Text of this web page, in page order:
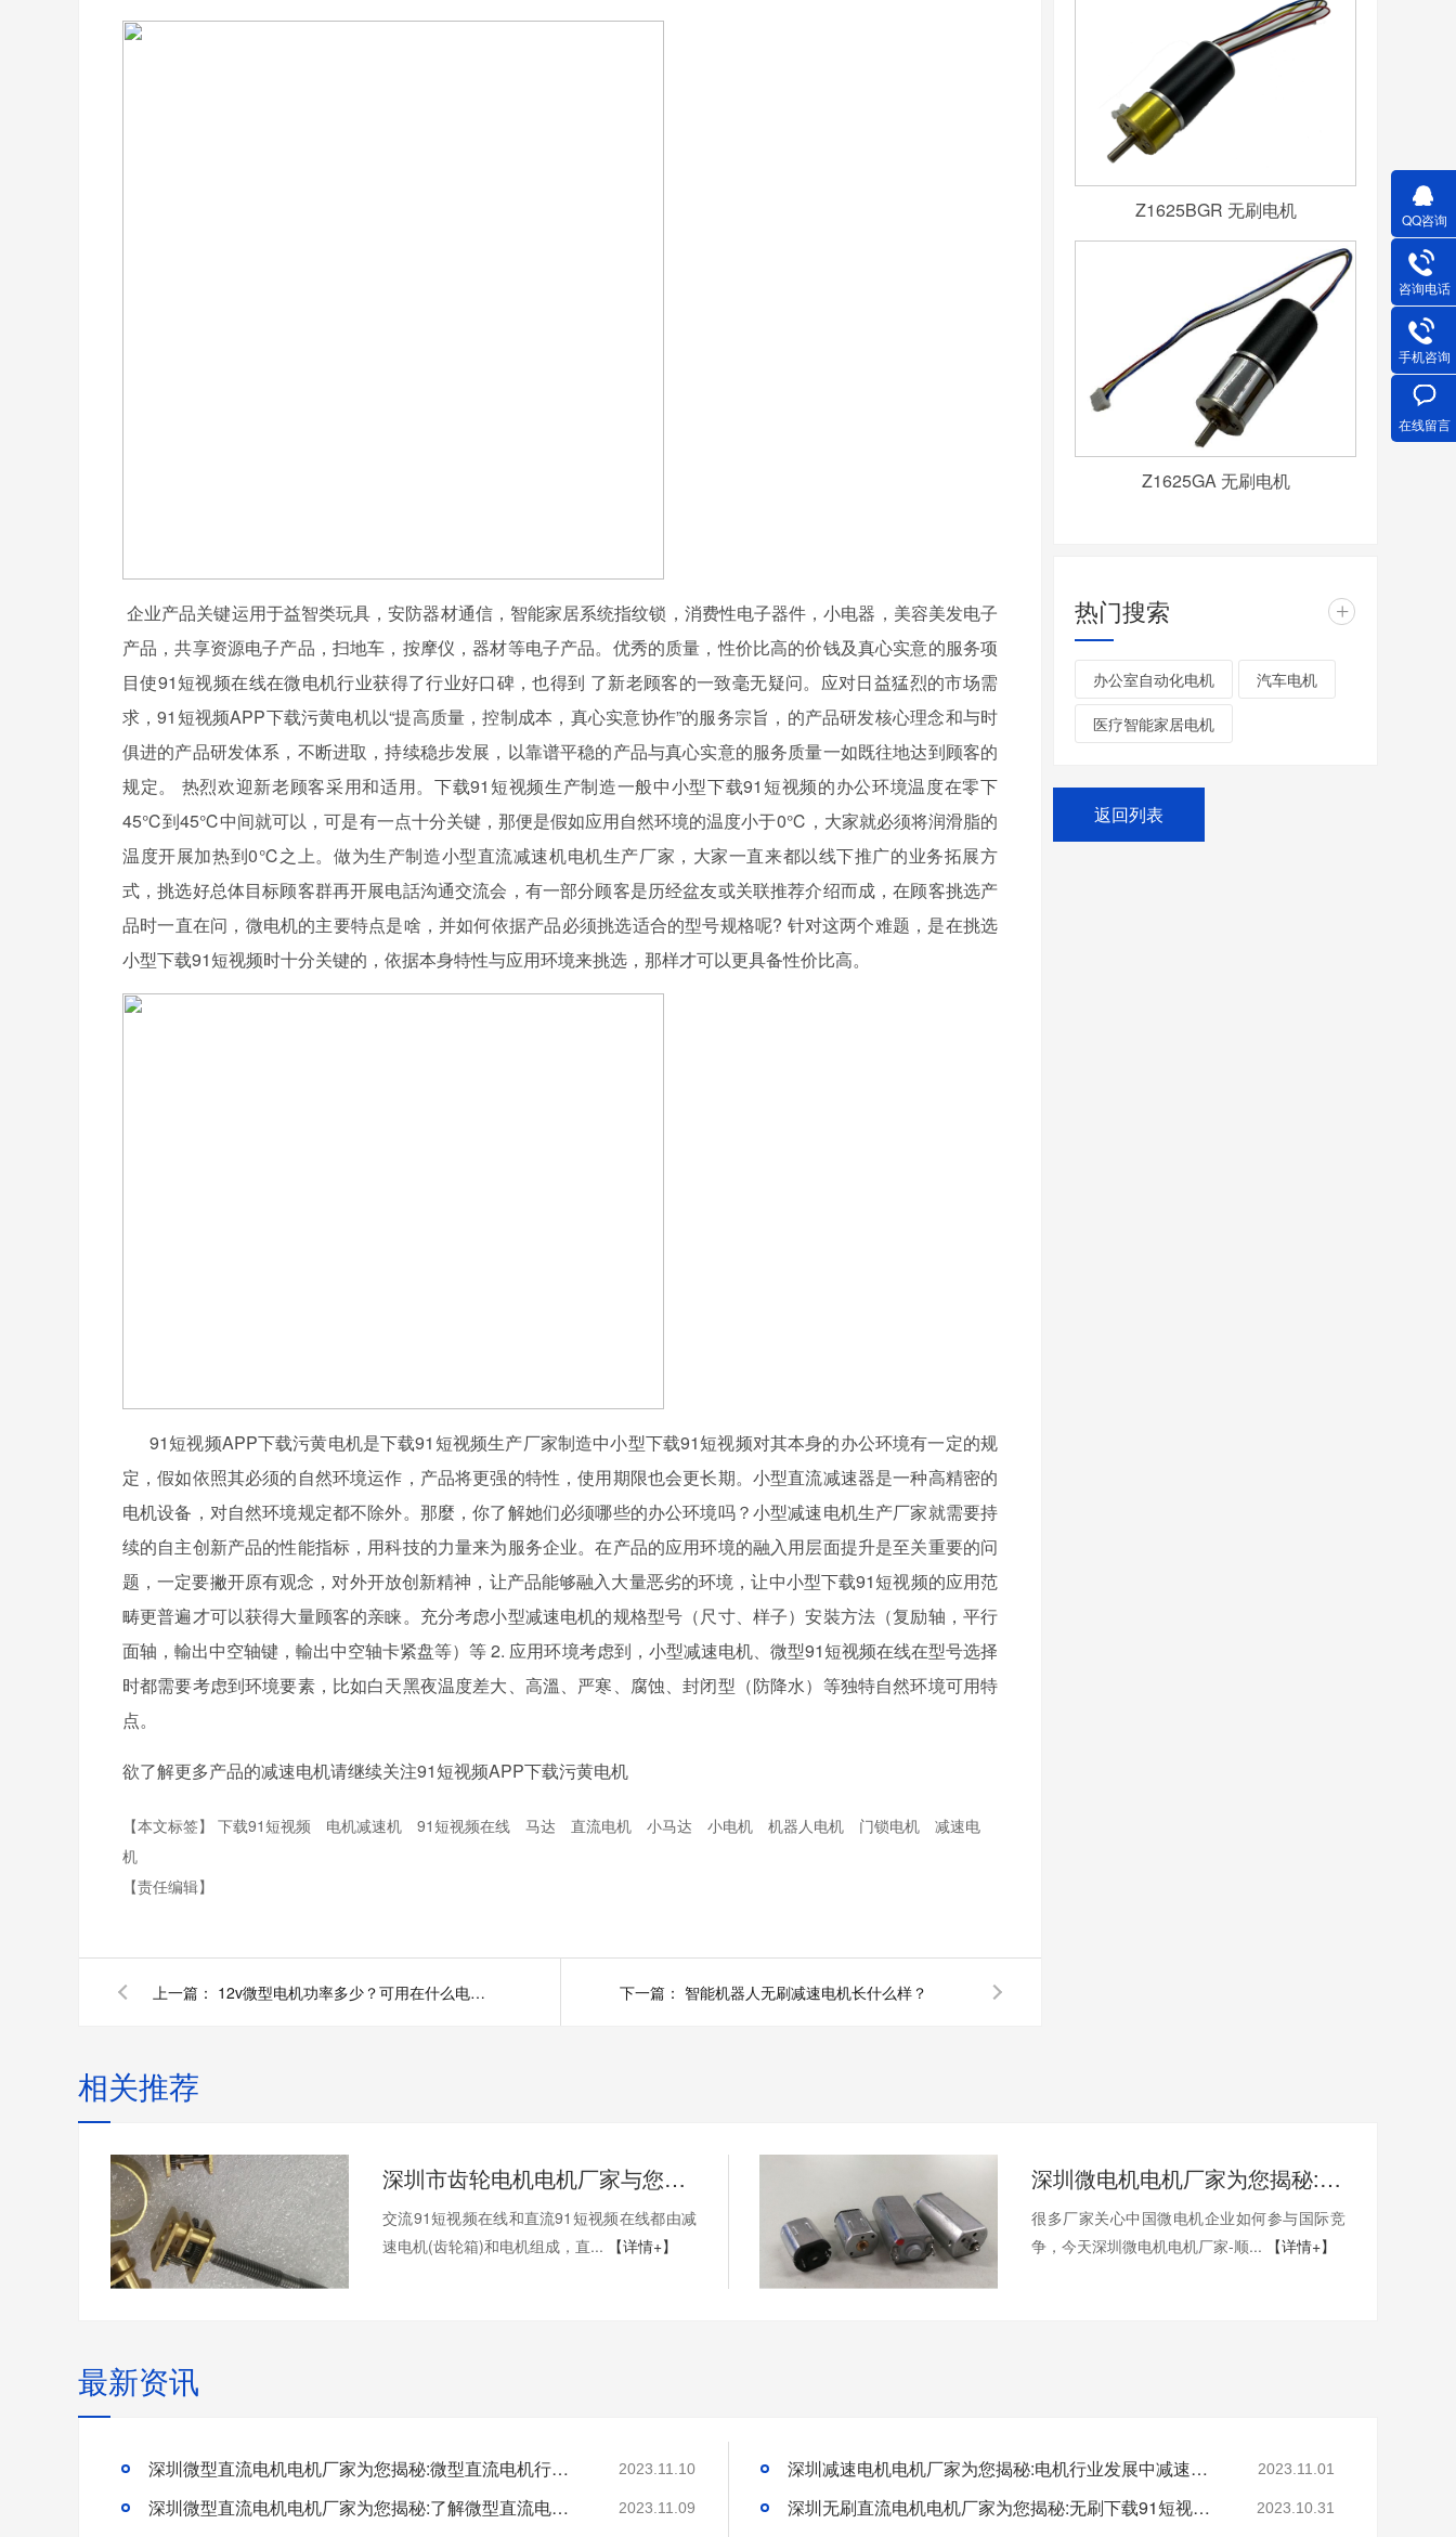
企业产品关键运用于益智类玩具，安防器材通信，智能家居系统指纹锁，消费性电子器件，小电器，美容美发电子
产品，共享资源电子产品，扫地车，按摩仪，器材等电子产品。优秀的质量，性价比高的价钱及真心实意的服务项
目使91短视频在线在微电机行业获得了行业好口碑，也得到 了新老顾客的一致毫无疑问。应对日益猛烈的市场需
求，91短视频APP下载污黄电机以“提高质量，控制成本，真心实意协作”的服务宗旨，的产品研发核心理念和与时
俱进的产品研发体系，不断进取，持续稳步发展，以靠谱平稳的产品与真心实意的服务质量一如既往地达到顾客的
规定。 热烈欢迎新老顾客采用和适用。下载91短视频生产制造一般中小型下载91短视频的办公环境温度在零下
45℃到45℃中间就可以，可是有一点十分关键，那便是假如应用自然环境的温度小于0℃，大家就必须将润滑脂的
温度开展加热到0℃之上。做为生产制造小型直流减速机电机生产厂家，大家一直来都以线下推广的业务拓展方
式，挑选好总体目标顾客群再开展电話沟通交流会，有一部分顾客是历经盆友或关联推荐介绍而成，在顾客挑选产
品时一直在问，微电机的主要特点是啥，并如何依据产品必须挑选适合的型号规格呢? 针对这两个难题，是在挑选
小型下载91短视频时十分关键的，依据本身特性与应用环境来挑选，那样才可以更具备性价比高。
91短视频APP下载污黄电机是下载91短视频生产厂家制造中小型下载91短视频对其本身的办公环境有一定的规
定，假如依照其必须的自然环境运作，产品将更强的特性，使用期限也会更长期。小型直流减速器是一种高精密的
电机设备，对自然环境规定都不除外。那麼，你了解她们必须哪些的办公环境吗？小型减速电机生产厂家就需要持
续的自主创新产品的性能指标，用科技的力量来为服务企业。在产品的应用环境的融入用层面提升是至关重要的问
题，一定要撇开原有观念，对外开放创新精神，让产品能够融入大量恶劣的环境，让中小型下载91短视频的应用范
畴更普遍才可以获得大量顾客的亲睐。充分考虑小型减速电机的规格型号（尺寸、样子）安裝方法（复励轴，平行
面轴，輸出中空轴键，輸出中空轴卡紧盘等）等 2. 应用环境考虑到，小型减速电机、微型91短视频在线在型号选择
时都需要考虑到环境要素，比如白天黑夜温度差大、高溫、严寒、腐蚀、封闭型（防降水）等独特自然环境可用特
点。
欲了解更多产品的减速电机请继续关注91短视频APP下载污黄电机
【本文标签】 下载91短视频 电机减速机 91短视频在线 马达 直流电机 小马达 小电机 机器人电机 门锁电机
减速电
机
【责任编辑】
上一篇： 12v微型电机功率多少？可用在什么电子设备上？ 下一篇： 智能机器人无刷减速电机长什么样？
Z1625BGR 无刷电机
Z1625GA 无刷电机
热门搜索 +
办公室自动化电机 汽车电机
医疗智能家居电机
返回列表
相关推荐
深圳市齿轮电机电机厂家与您交流与直流91短视频在线
交流91短视频在线和直流91短视频在线都由减
速电机(齿轮箱)和电机组成，直...
【详情+】
深圳微电机电机厂家为您揭秘:中国微电机企业如何参与国际竞争
很多厂家关心中国微电机企业如何参与国际竞
争，今天深圳微电机电机厂家-顺...
【详情+】
最新资讯
深圳微型直流电机电机厂家为您揭秘:微型直流电机行业中的技术进步与未来趋势 2023.11.10
深圳微型直流电机电机厂家为您揭秘:了解微型直流电机的设计、开发及制造过程 2023.11.09
深圳减速电机电机厂家为您揭秘:电机行业发展中减速电机的市场前景展望 2023.11.01
深圳无刷直流电机电机厂家为您揭秘:无刷下载91短视频的特点及优势分析 2023.10.31
QQ咨询
咨询电话
手机咨询
在线留言